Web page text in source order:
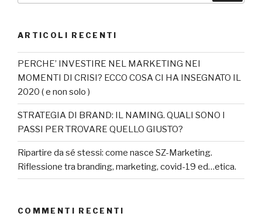
ARTICOLI RECENTI
PERCHE’ INVESTIRE NEL MARKETING NEI
MOMENTI DI CRISI? ECCO COSA CI HA INSEGNATO IL
2020 ( e non solo )
STRATEGIA DI BRAND: IL NAMING. QUALI SONO I
PASSI PER TROVARE QUELLO GIUSTO?
Ripartire da sé stessi: come nasce SZ-Marketing.
Riflessione tra branding, marketing, covid-19 ed…etica.
COMMENTI RECENTI